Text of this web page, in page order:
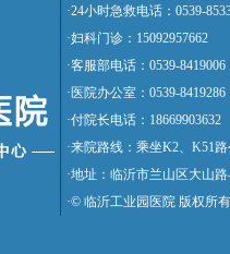
·24小时急救电话：0539-
·妇科门诊：15092957662
·客服部电话：0539-8419006
·医院办公室：0539-8419286
·付院长电话：18669903632
·来院路线：乘坐K2、K51
·地址：临沂市兰山区大山
·© 临沂工业园医院 版权所